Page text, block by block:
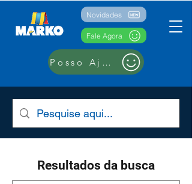
Novidades
Fale Agora
Posso Ajudar??
Resultados da busca